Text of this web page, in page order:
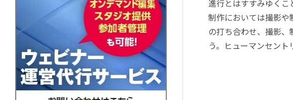
進行とはすすみゆく
制作においては撮影や
の打ち合わせ、撮影
う。ヒューマンセン